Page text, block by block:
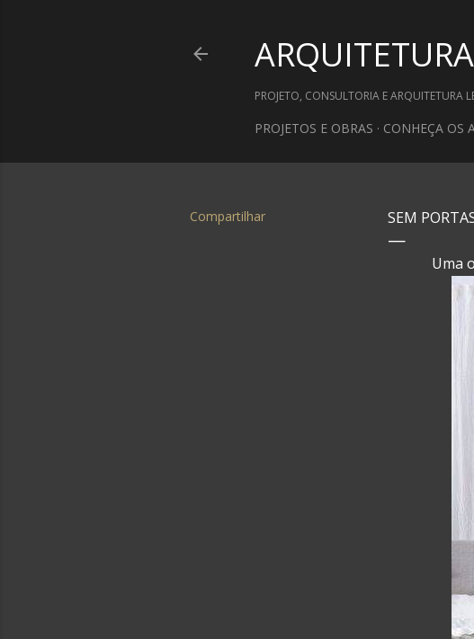
PROJETO, CONSULTORIA E ARQUITETURA
PROJETOS E OBRAS CONHEÇA OS
Compartilhar SEM
Uma